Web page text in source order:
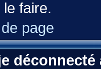
faire.
page